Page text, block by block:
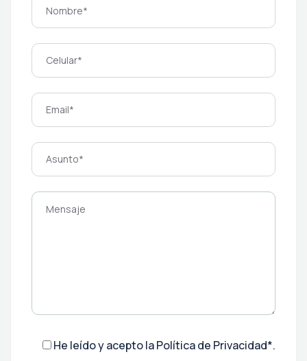
He leído y acepto laPolítica de Privacidad*.